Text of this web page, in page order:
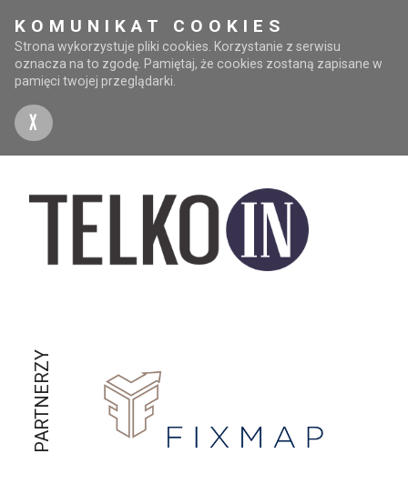
KOMUNIKAT COOKIES
Strona wykorzystuje pliki cookies. Korzystanie z serwisu
oznacza na to zgodę. Pamiętaj, że cookies zostaną zapisane w
pamięci twojej przeglądarki.
X
PARTNERZY